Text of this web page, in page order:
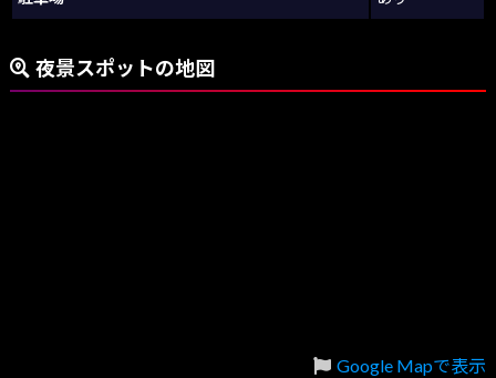
夜景スポットの地図
Google Mapで表示